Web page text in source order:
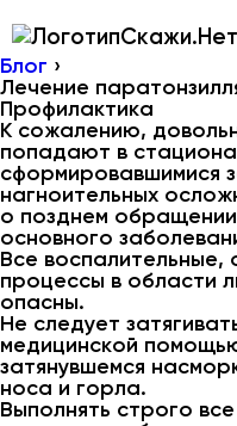
Скажи.Нет
Блог ›
Лечение
Профилактика
К сожалению,
попадают в
сформировавшимися
нагноительных
о позднем
основного
Все воспалительные,
процессы в области
опасны.
Не следует
медицинской
затянувшемся
носа и горла.
Выполнять строго